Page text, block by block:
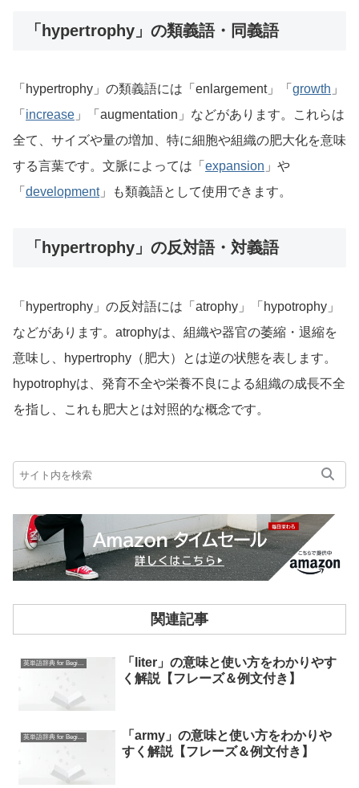
「hypertrophy」の類義語・同義語
「hypertrophy」の類義語には「enlargement」「 growth 」
「 increase 」「augmentation」などがあります。これらは
全て、サイズや量の増加、特に細胞や組織の肥大化を意味
する言葉です。文脈によっては「 expansion 」や
「 development」も類義語として使用できます。
「hypertrophy」の反対語・対義語
「hypertrophy」の反対語には「atrophy」「hypotrophy」
などがあります。atrophyは、組織や器官の萎縮・退縮を
意味し、hypertrophy（肥大）とは逆の状態を表します。
hypotrophyは、発育不全や栄養不良による組織の成長不全
を指し、これも肥大とは対照的な概念です。
関連記事
英単語辞典 for Beginners
「liter」の意味と使い方をわかりやす
く解説【フレーズ＆例文付き】
英単語辞典 for Beginners
「army」の意味と使い方をわかりや
すく解説【フレーズ＆例文付き】